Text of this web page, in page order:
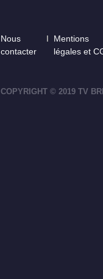
Footer
Nous
contacter
Mentions
légales et
COPYRIGHT © 2019 TV